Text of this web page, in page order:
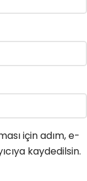
için adım, e-
kaydedilsin.